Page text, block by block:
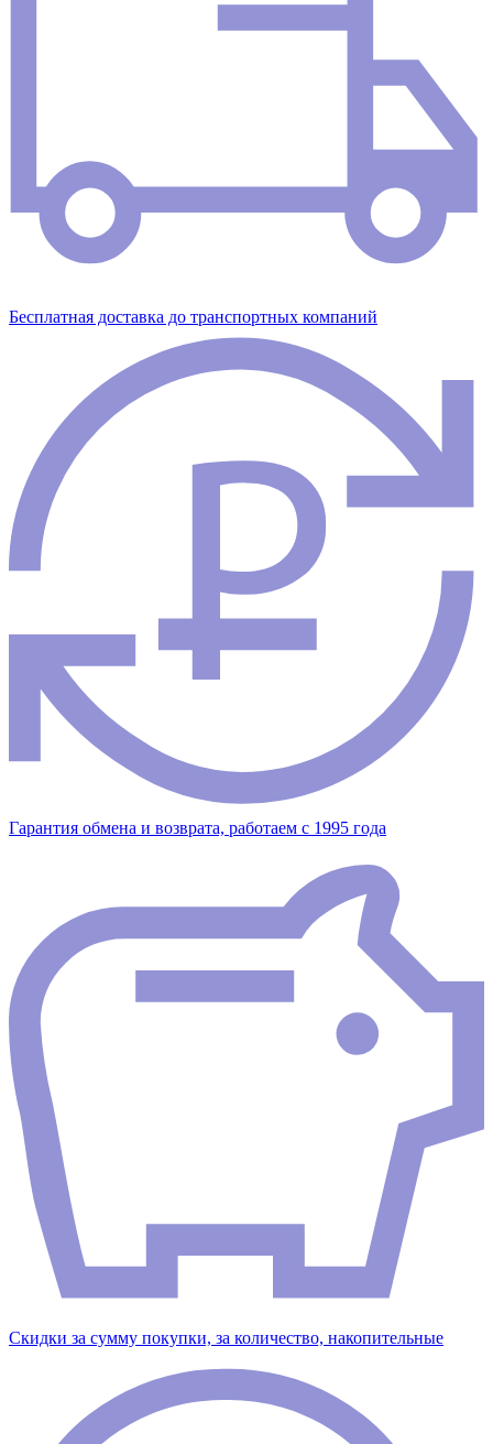
Бесплатная доставка до транспортных компаний
Гарантия обмена и возврата, работаем с 1995 года
Скидки за сумму покупки, за количество, накопительные